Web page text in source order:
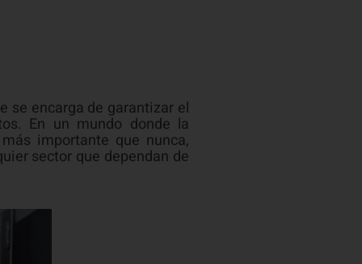
se encarga de garantizar el
En un mundo donde la
importante que nunca,
sector que dependan de